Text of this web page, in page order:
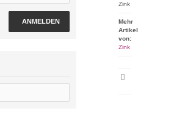
Zink
Mehr
Artikel
von:
Zink
ANMELDEN